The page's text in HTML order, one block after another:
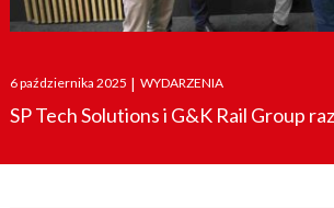
Posted
on
6 października 2025 | WYDARZENIA
SP Tech Solutions i G&K Rail Group